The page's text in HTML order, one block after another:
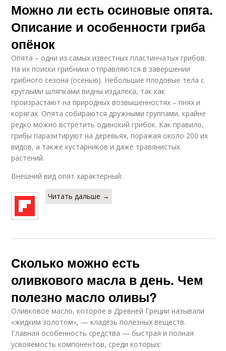
Можно ли есть осиновые опята.
Описание и особенности гриба
опёнок
Опята – одни из самых известных пластинчатых грибов.
На их поиски грибники отправляются в завершении
грибного сезона (осенью). Небольшие плодовые тела с
круглыми шляпками видны издалека, так как
произрастают на природных возвышенностях – пнях и
корягах. Опята собираются дружными группами, крайне
редко можно встретить одинокий грибок. Как правило,
грибы паразитируют на деревьях, поражая около 200 их
видов, а также кустарников и даже травянистых
растений.
Внешний вид опят характерный:
Читать дальше →
Сколько можно есть
оливкового масла в день. Чем
полезно масло оливы?
Оливковое масло, которое в Древней Греции называли
«жидким золотом», — кладезь полезных веществ.
Главная особенность средства — быстрая и полная
усвояемость компонентов, среди которых: